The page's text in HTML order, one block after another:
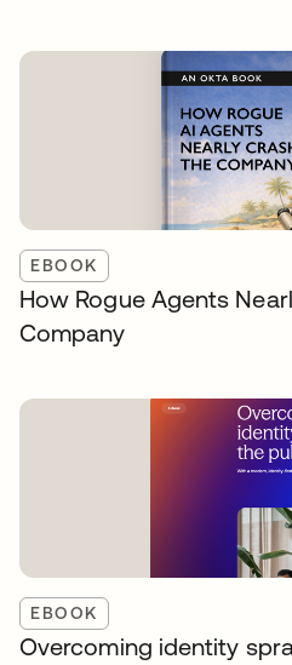
EBOOK
How Rogue Agents
Company
EBOOK
Overcoming identity